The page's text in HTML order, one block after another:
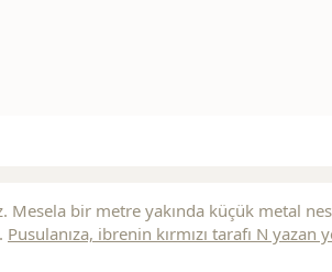
Mesela bir metre yakında küçük metal
Pusulanıza, ibrenin kırmızı tarafı N yazan